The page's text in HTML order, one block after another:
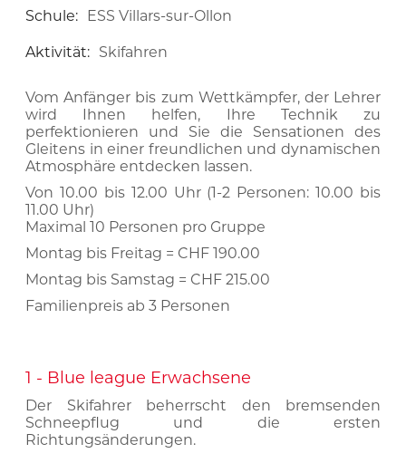
Schule: ESS Villars-sur-Ollon
Aktivität: Skifahren
Vom Anfänger bis zum Wettkämpfer, der Lehrer
wird Ihnen helfen, Ihre Technik zu
perfektionieren und Sie die Sensationen des
Gleitens in einer freundlichen und dynamischen
Atmosphäre entdecken lassen.
Von 10.00 bis 12.00 Uhr (1-2 Personen: 10.00 bis
11.00 Uhr)
Maximal 10 Personen pro Gruppe
Montag bis Freitag = CHF 190.00
Montag bis Samstag = CHF 215.00
Familienpreis ab 3 Personen
1 - Blue league Erwachsene
Der Skifahrer beherrscht den bremsenden
Schneepflug und die ersten
Richtungsänderungen.